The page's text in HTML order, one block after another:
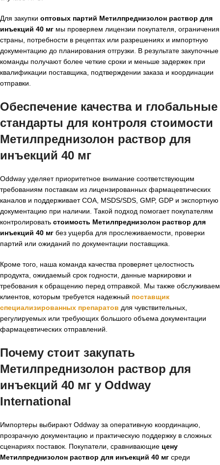
Для закупки оптовых партий Метилпреднизолон раствор для
инъекций 40 мг мы проверяем лицензии покупателя, ограничения
страны, потребности в рецептах или разрешениях и импортную
документацию до планирования отгрузки. В результате закупочные
команды получают более четкие сроки и меньше задержек при
квалификации поставщика, подтверждении заказа и координации
отправки.
Обеспечение качества и глобальные
стандарты для контроля стоимости
Метилпреднизолон раствор для
инъекций 40 мг
Oddway уделяет приоритетное внимание соответствующим
требованиям поставкам из лицензированных фармацевтических
каналов и поддерживает COA, MSDS/SDS, GMP, GDP и экспортную
документацию при наличии. Такой подход помогает покупателям
контролировать стоимость Метилпреднизолон раствор для
инъекций 40 мг без ущерба для прослеживаемости, проверки
партий или ожиданий по документации поставщика.
Кроме того, наша команда качества проверяет целостность
продукта, ожидаемый срок годности, данные маркировки и
требования к обращению перед отправкой. Мы также обслуживаем
клиентов, которым требуется надежный поставщик
специализированных препаратов для чувствительных,
регулируемых или требующих большого объема документации
фармацевтических отправлений.
Почему стоит закупать
Метилпреднизолон раствор для
инъекций 40 мг у Oddway
International
Импортеры выбирают Oddway за оперативную координацию,
прозрачную документацию и практическую поддержку в сложных
сценариях поставок. Покупатели, сравнивающие цену
Метилпреднизолон раствор для инъекций 40 мг среди